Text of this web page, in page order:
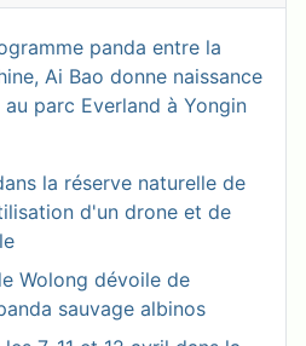
panda entre la
Ai Bao donne naissance
parc Everland à Yongin
la réserve naturelle de
d'un drone et de
Wolong dévoile de
sauvage albinos